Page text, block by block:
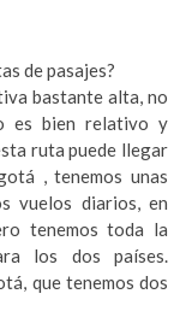
de pasajes?
bastante alta, no
es bien relativo y
ruta puede llegar
, tenemos unas
vuelos diarios, en
tenemos toda la
los dos países.
que tenemos dos